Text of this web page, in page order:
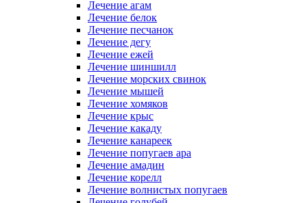
Лечение агам
Лечение белок
Лечение песчанок
Лечение дегу
Лечение ежей
Лечение шиншилл
Лечение морских свинок
Лечение мышей
Лечение хомяков
Лечение крыс
Лечение какаду
Лечение канареек
Лечение попугаев ара
Лечение амадин
Лечение корелл
Лечение волнистых попугаев